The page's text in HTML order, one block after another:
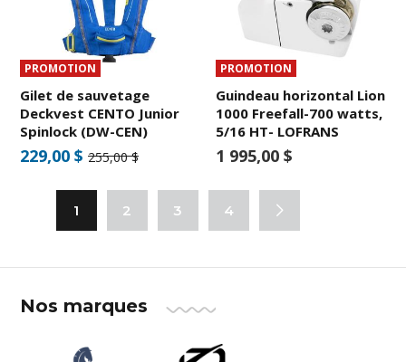
PROMOTION
Gilet de sauvetage
Deckvest CENTO Junior
Spinlock (DW-CEN)
229,00 $ 255,00 $
PROMOTION
Guindeau horizontal Lion
1000 Freefall-700 watts,
5/16 HT- LOFRANS
1 995,00 $
1 2 3 4
Nos marques